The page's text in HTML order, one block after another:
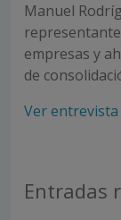
Manuel
empresas y
de
Ver entrevista
Entradas